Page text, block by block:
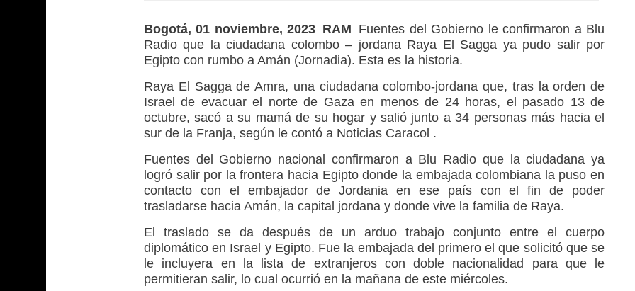
Bogotá, 01 noviembre, 2023_RAM_ Fuentes del Gobierno le confirmaron a Blu
Radio que la ciudadana colombo – jordana Raya El Sagga ya pudo salir por
Egipto con rumbo a Amán (Jornadia). Esta es la historia.
Raya El Sagga de Amra, una ciudadana colombo-jordana que, tras la orden de
Israel de evacuar el norte de Gaza en menos de 24 horas, el pasado 13 de
octubre, sacó a su mamá de su hogar y salió junto a 34 personas más hacia el
sur de la Franja, según le contó a Noticias Caracol .
Fuentes del Gobierno nacional confirmaron a Blu Radio que la ciudadana ya
logró salir por la frontera hacia Egipto donde la embajada colombiana la puso en
contacto con el embajador de Jordania en ese país con el fin de poder
trasladarse hacia Amán, la capital jordana y donde vive la familia de Raya.
El traslado se da después de un arduo trabajo conjunto entre el cuerpo
diplomático en Israel y Egipto. Fue la embajada del primero el que solicitó que se
le incluyera en la lista de extranjeros con doble nacionalidad para que le
permitieran salir, lo cual ocurrió en la mañana de este miércoles.